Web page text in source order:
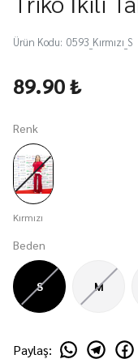
Ürün Kodu: 0593_Kırmızı_S
89.90 ₺
Renk
Kırmızı
Beden
S M
Paylaş: